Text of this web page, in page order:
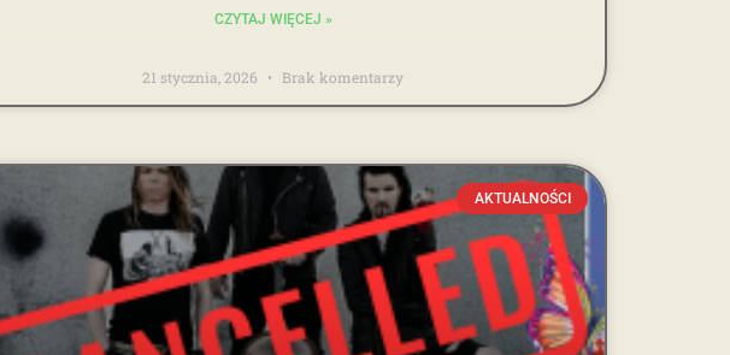
CZYTAJ WIĘCEJ »
21 stycznia, 2026 Brak komentarzy
AKTUALNOŚCI